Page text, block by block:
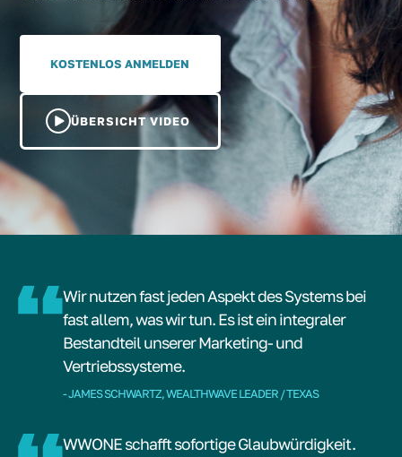
KOSTENLOS ANMELDEN
ÜBERSICHT VIDEO
Wir nutzen fast jeden Aspekt des Systems bei
fast allem, was wir tun. Es ist ein integraler
Bestandteil unserer Marketing- und
Vertriebssysteme.
- JAMES SCHWARTZ, WEALTHWAVE LEADER / TEXAS
WWONE schafft sofortige Glaubwürdigkeit.